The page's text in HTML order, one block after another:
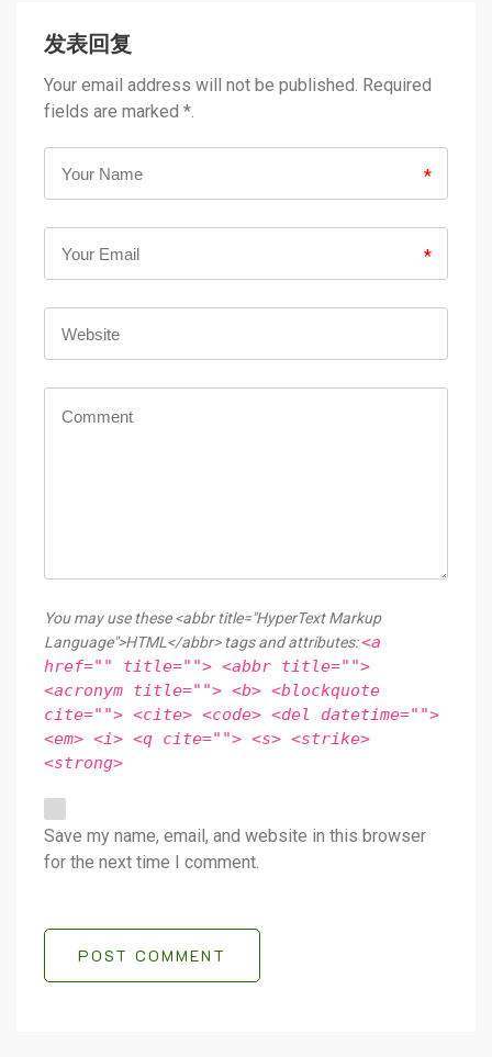
发表回复
Your email address will not be published. Required
fields are marked *.
*
*
You may use these <abbr title="HyperText Markup
Language">HTML</abbr> tags and attributes:<a
href="" title=""> <abbr title="">
<acronym title=""> <b> <blockquote
cite=""> <cite> <code> <del datetime="">
<em> <i> <q cite=""> <s> <strike>
<strong>
Save my name, email, and website in this browser
for the next time I comment.
POST COMMENT